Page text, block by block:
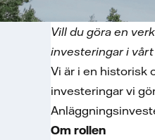
Vill du göra en
investeringar i
Vi är i en historisk
investeringar vi
Om rollen